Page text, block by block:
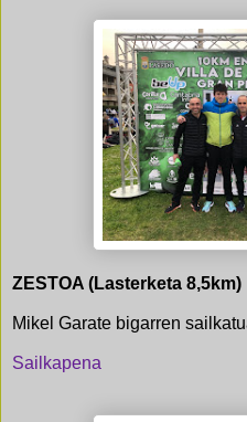
ZESTOA (Lasterketa 8,5km)
Mikel Garate bigarren
Sailkapena